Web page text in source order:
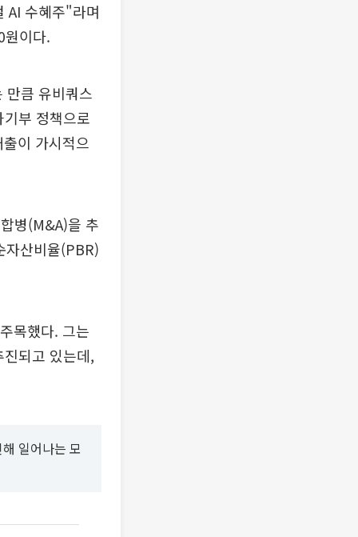
AI 수혜주"라며
원이다.
만큼 유비쿼스
부 정책으로
이 가시적으
병(M&A)을 추
자산비율(PBR)
목했다. 그는
되고 있는데,
일어나는 모